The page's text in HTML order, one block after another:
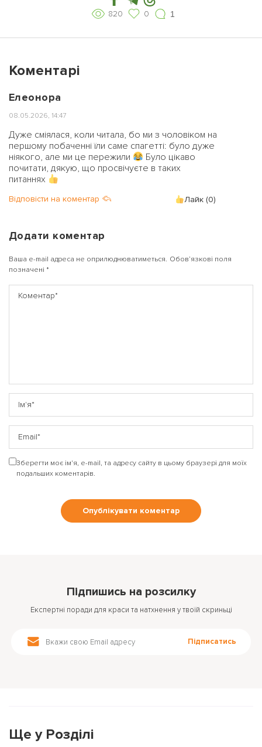
820 0 1
Коментарі
Елеонора
08.05.2026, 14:47
Дуже сміялася, коли читала, бо ми з чоловіком на
першому побаченні їли саме спагетті: було дуже
ніякого, але ми це пережили
Було цікаво
почитати, дякую, що просвічуєте в таких
питаннях
Лайк (0)
Відповісти на коментар
Додати коментар
Ваша e-mail адреса не оприлюднюватиметься. Обов’язкові поля
позначені *
Зберегти моє ім'я, e-mail, та адресу сайту в цьому браузері для моїх
подальших коментарів.
Підпишись на розсилку
Підписатись
Експертні поради для краси та натхнення у твоїй скриньці
Ще у Розділі